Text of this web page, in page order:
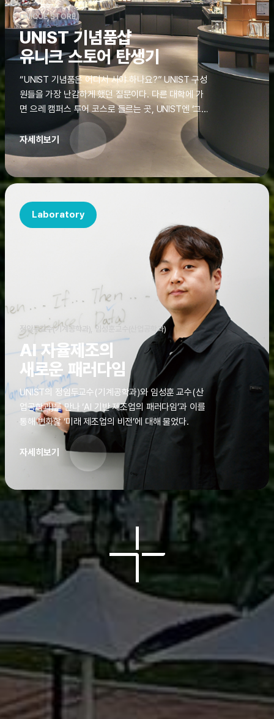
UNIQUE STORE
UNIST 기념품샵
유니크 스토어 탄생기
“UNIST 기념품은 어디서 사야 하나요?” UNIST 구성
원들을 가장 난감하게 했던 질문이다. 다른 대학에 가
면 으레 캠퍼스 투어 코스로 들르는 곳, UNIST엔 ‘그
것’이 없었다. 학교 탐방을 왔던 고등학생도, 자녀를 방
문하러 온 학부모도 빈손으로 돌려보내야 했던 아쉬움
을 달래줄 공간이 ‘유니크 스토어(UNIQUE
STORE)’라는 이름으로 지난해 11월 문을 열었다.
자세히보기
Laboratory
정임두교수(기계공학과), 임성훈교수(산업공학과)
AI 자율제조의
새로운 패러다임
UNIST의 정임두교수(기계공학과)와 임성훈 교수(산
업공학과)를 만나 ‘AI 기반 제조업의 패러다임’과 이를
통해 변화할 ‘미래 제조업의 비전’에 대해 물었다.
자세히보기